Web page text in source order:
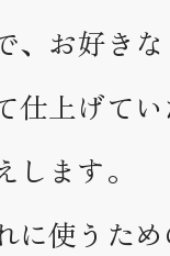
、お好き
仕上げて
ます。
に使うた